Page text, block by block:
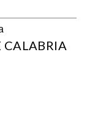
CALABRIA